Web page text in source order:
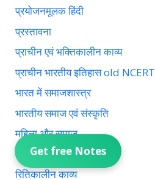
Get free Notes
प्रयोजनमूलक हिंदी
प्रस्तावना
प्राचीन एवं भक्तिकालीन काव्य
प्राचीन भारतीय इतिहास old NCERT
भारत में समाजशास्त्र
भारतीय समाज एवं संस्कृति
महिला और समाज
राजनीतिक समाजशास्त्र
रितिकालीन काव्य